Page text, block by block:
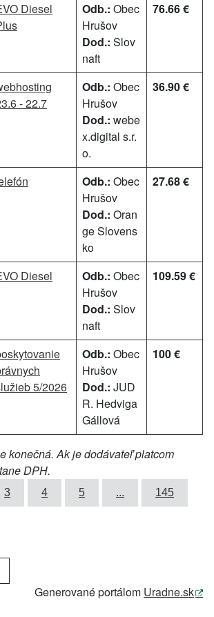
Diesel
Odb.: Obec
Hrušov
Dod.: Slov
naft
76.66 €
- 22.7
Odb.: Obec
Hrušov
Dod.: webe
x.digital s.r.
o.
36.90 €
Odb.: Obec
Hrušov
Dod.: Oran
ge Slovens
ko
27.68 €
Diesel Odb.: Obec
Hrušov
Dod.: Slov
naft
109.59 €
5/2026
Odb.: Obec
Hrušov
Dod.: JUD
R. Hedviga
Gállová
100 €
konečná. Ak je dodávateľ platcom
DPH.
3 4 5 ... 145
Generované portálom Uradne.sk